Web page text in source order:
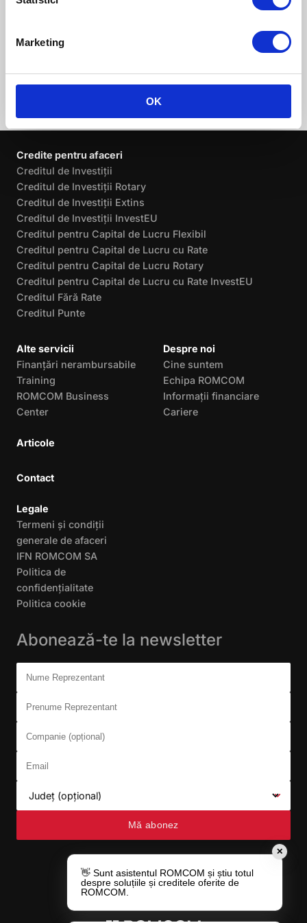
Marketing
OK
Credite pentru afaceri
Creditul de Investiții
Creditul de Investiții Rotary
Creditul de Investiții Extins
Creditul de Investiții InvestEU
Creditul pentru Capital de Lucru Flexibil
Creditul pentru Capital de Lucru cu Rate
Creditul pentru Capital de Lucru Rotary
Creditul pentru Capital de Lucru cu Rate InvestEU
Creditul Fără Rate
Creditul Punte
Alte servicii
Finanțări nerambursabile
Training
ROMCOM Business
Center
Articole
Despre noi
Cine suntem
Echipa ROMCOM
Informații financiare
Cariere
Contact
Legale
Termeni și condiții
generale de afaceri
IFN ROMCOM SA
Politica de
confidențialitate
Politica cookie
Abonează-te la newsletter
Don't fill this out:
Nume Reprezentant
Prenume Reprezentant
Companie (opțional)
Email
Județ (opțional)
Mă abonez
✕
👋 Sunt asistentul ROMCOM și știu totul
despre soluțiile și creditele oferite de
ROMCOM.